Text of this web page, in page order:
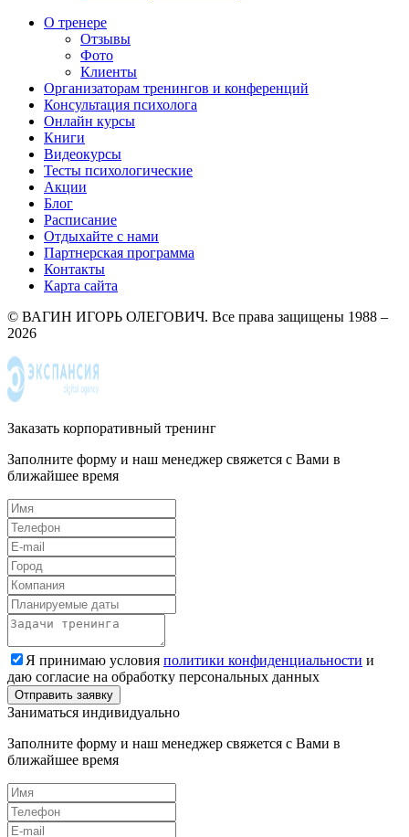
О тренере
Отзывы
Фото
Клиенты
Организаторам тренингов и конференций
Консультация психолога
Онлайн курсы
Книги
Видеокурсы
Тесты психологические
Акции
Блог
Расписание
Отдыхайте с нами
Партнерская программа
Контакты
Карта сайта
© ВАГИН ИГОРЬ ОЛЕГОВИЧ. Все права защищены 1988 –
2026
Заказать корпоративный тренинг
Заполните форму и наш менеджер свяжется с Вами в
ближайшее время
Я принимаю условия политики конфиденциальности и
даю согласие на обработку персональных данных
Заниматься индивидуально
Заполните форму и наш менеджер свяжется с Вами в
ближайшее время